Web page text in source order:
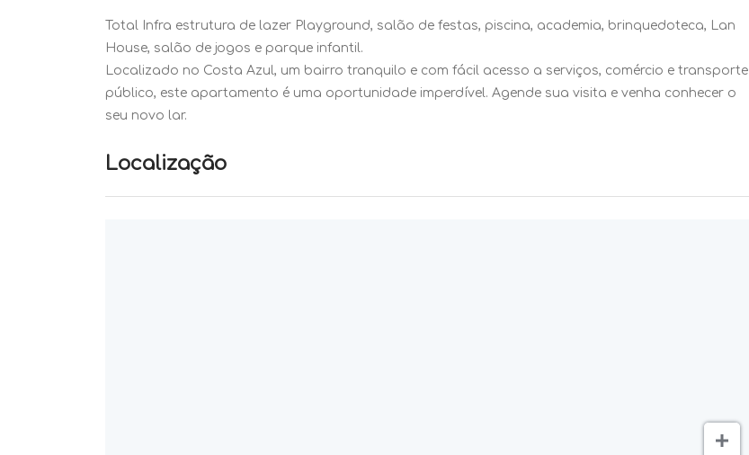
Total Infra estrutura de lazer Playground, salão de festas, piscina, academia, brinquedoteca, Lan
House, salão de jogos e parque infantil.
Localizado no Costa Azul, um bairro tranquilo e com fácil acesso a serviços, comércio e transporte
público, este apartamento é uma oportunidade imperdível. Agende sua visita e venha conhecer o
seu novo lar.
Localização